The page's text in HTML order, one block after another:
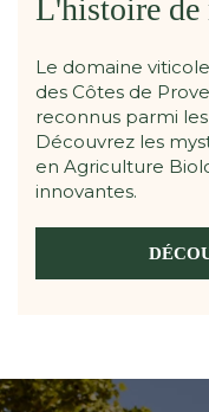
L'histoire
Le domaine
des Côtes de
reconnus parmi
Découvrez les
en Agriculture
innovantes.